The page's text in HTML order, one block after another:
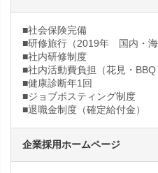
■社会保険完備
■研修旅行（2019年 国内・海
■社内研修制度
■社内活動費負担（花見・BBQ
■健康診断年1回
■ジョブポスティング制度
■退職金制度（確定給付金）
企業採用ホームページ